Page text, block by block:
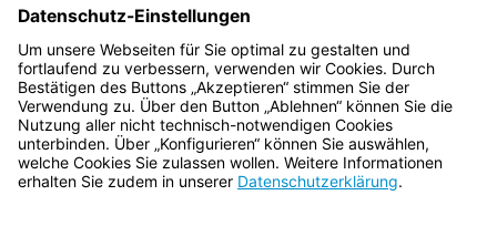
1. Geltungsbereich
2. Zulässigkeit des Bezugs von Leistungen
3. Bezugsberechtigte
Bayern.de
BayernPortal